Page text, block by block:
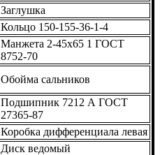
Заглушка
Кольцо 150-155-36-1-4
Манжета 2-45х65 1 ГОСТ
8752-70
Обойма сальников
Подшипник 7212 А ГОСТ
27365-87
Коробка дифференциала левая
Диск ведомый